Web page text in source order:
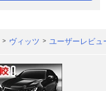
ヴィッツ ユーザーレビュ